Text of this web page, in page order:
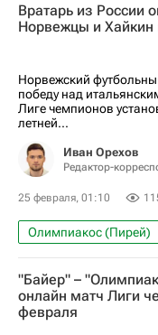
Филипе Луис
Чемпионат Франции
Вратарь из России
Норвежцы и
Норвежский
победу над
Лиге чемпионов
летней...
Иван Орехов
Редактор-
25 февраля, 01:10
Олимпиакос (Пирей)
Авторы РИА Новости
Материалы РИА
Лига чемпионов
"Байер" –
онлайн матч Лиги
февраля